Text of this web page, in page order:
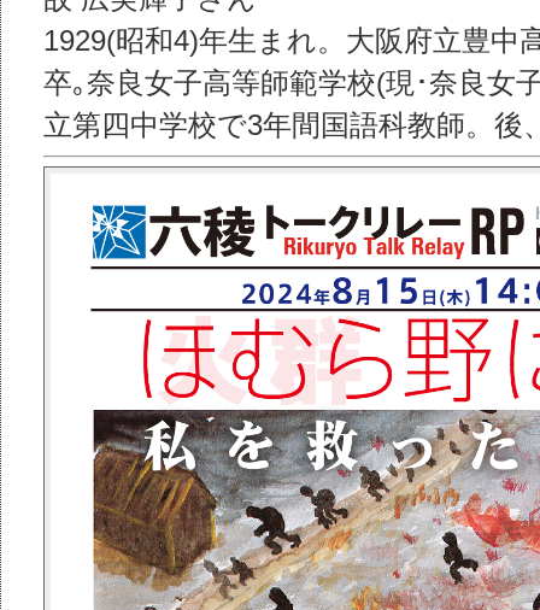
1929(昭和4)年生まれ。大阪府立豊中
卒｡奈良女子高等師範学校(現･奈良女
立第四中学校で3年間国語科教師。後